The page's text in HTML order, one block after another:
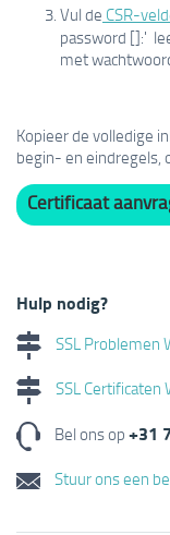
Vul de CSR-
password []:'
met
Kopieer de volledige
begin- en eindregels,
Certificaat
Hulp nodig?
SSL Problemen
SSL Certificaten
Bel ons op +31
Stuur ons een